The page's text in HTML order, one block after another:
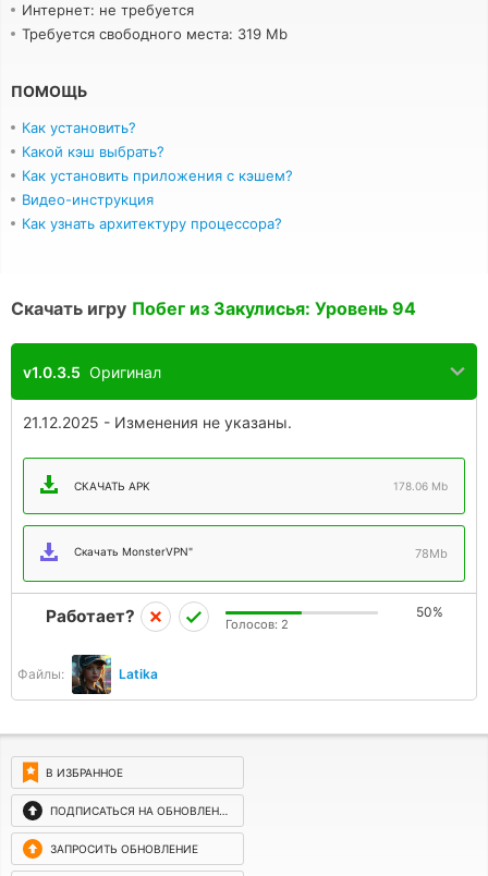
Интернет: не требуется
Требуется свободного места: 319 Mb
ПОМОЩЬ
Как установить?
Какой кэш выбрать?
Как установить приложения с кэшем?
Видео-инструкция
Как узнать архитектуру процессора?
Скачать игру Побег из Закулисья: Уровень 94
v1.0.3.5 Оригинал
21.12.2025 - Изменения не указаны.
СКАЧАТЬ APK 178.06 Mb
Скачать MonsterVPN" 78Mb
Файлы: Latika
Работает? 50%
Голосов: 2
В ИЗБРАННОЕ
ПОДПИСАТЬСЯ НА ОБНОВЛЕНИЯ
ЗАПРОСИТЬ ОБНОВЛЕНИЕ